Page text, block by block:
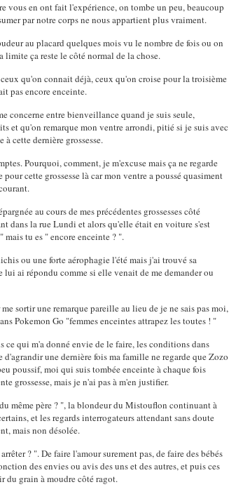
vous en ont fait l'expérience, on tombe un peu, beaucoup
par notre corps ne nous appartient plus vraiment.
au placard quelques mois vu le nombre de fois ou on
ça reste le côté normal de la chose.
qu'on connait déjà, ceux qu'on croise pour la troisième
pas encore enceinte.
concerne entre bienveillance quand je suis seule,
et qu'on remarque mon ventre arrondi, pitié si je suis avec
cette dernière grossesse.
Pourquoi, comment, je m'excuse mais ça ne regarde
cette grossesse là car mon ventre a poussé quasiment
au cours de mes précédentes grossesses côté
dans la rue Lundi et alors qu'elle était en voiture s'est
tu es " encore enceinte ? ".
ou une forte aérophagie l'été mais j'ai trouvé sa
ai répondu comme si elle venait de me demander ou
sortir une remarque pareille au lieu de je ne sais pas moi,
Pokemon Go "femmes enceintes attrapez les toutes ! "
ce qui m'a donné envie de le faire, les conditions dans
une dernière fois ma famille ne regarde que Zozo
poussif, moi qui suis tombée enceinte à chaque fois
grossesse, mais je n'ai pas à m'en justifier.
même père ? ", la blondeur du Mistouflon continuant à
et les regards interrogateurs attendant sans doute
mais non désolée.
? ". De faire l'amour surement pas, de faire des bébés
des envies ou avis des uns et des autres, et puis ces
du grain à moudre côté ragot.